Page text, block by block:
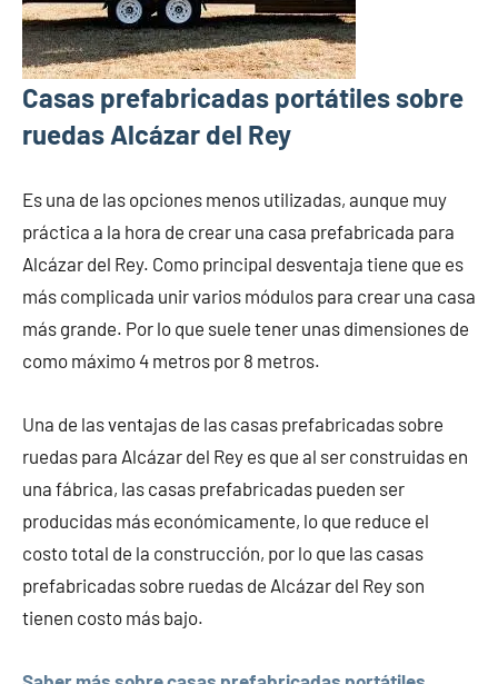
Casas prefabricadas portátiles sobre
ruedas Alcázar del Rey
Es una de las opciones menos utilizadas, aunque muy
práctica a la hora de crear una casa prefabricada para
Alcázar del Rey. Como principal desventaja tiene que es
más complicada unir varios módulos para crear una casa
más grande. Por lo que suele tener unas dimensiones de
como máximo 4 metros por 8 metros.
Una de las ventajas de las casas prefabricadas sobre
ruedas para Alcázar del Rey es que al ser construidas en
una fábrica, las casas prefabricadas pueden ser
producidas más económicamente, lo que reduce el
costo total de la construcción, por lo que las casas
prefabricadas sobre ruedas de Alcázar del Rey son
tienen costo más bajo.